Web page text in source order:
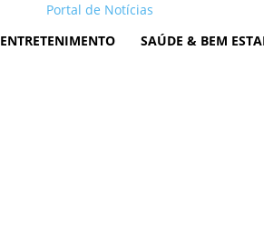
Portal de Notícias
ENTRETENIMENTO SAÚDE & BEM